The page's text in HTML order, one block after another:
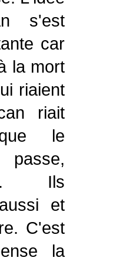
s'est
car
la mort
riaient
riait
le
Ils
et
C'est
la